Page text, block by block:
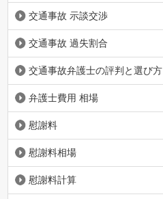
交通事故 示談交渉
交通事故 過失割合
交通事故弁護士の評判と選び方
弁護士費用 相場
慰謝料
慰謝料相場
慰謝料計算